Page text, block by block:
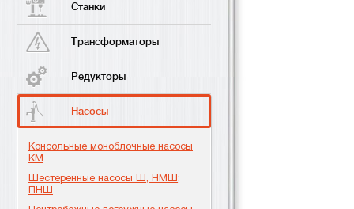
Станки
Трансформаторы
Редукторы
Насосы
Консольные моноблочные насосы
КМ
Шестеренные насосы Ш, НМШ;
ПНШ